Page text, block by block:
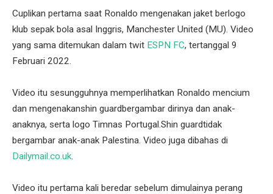
Cuplikan pertama saat Ronaldo mengenakan jaket berlogo
klub sepak bola asal Inggris, Manchester United (MU). Video
yang sama ditemukan dalam twit ESPN FC, tertanggal 9
Februari 2022.
Video itu sesungguhnya memperlihatkan Ronaldo mencium
dan mengenakanshin guardbergambar dirinya dan anak-
anaknya, serta logo Timnas Portugal.Shin guardtidak
bergambar anak-anak Palestina. Video juga dibahas di
Dailymail.co.uk
Video itu pertama kali beredar sebelum dimulainya perang